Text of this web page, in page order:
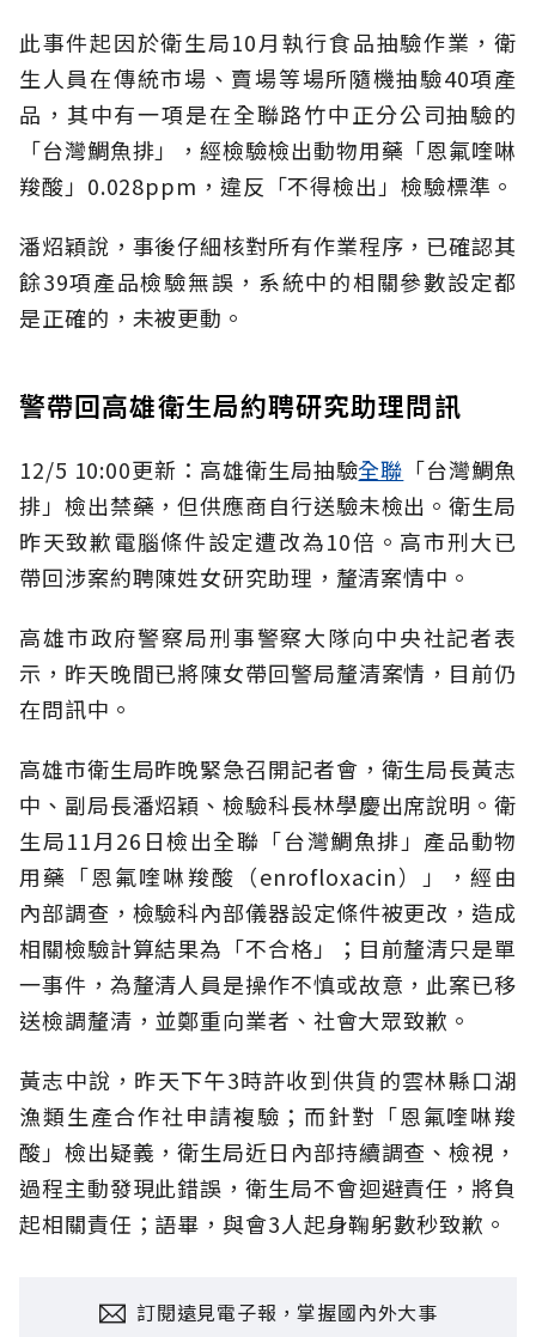
此事件起因於衛生局10月執行食品抽驗作業，衛
生人員在傳統市場、賣場等場所隨機抽驗40項產
品，其中有一項是在全聯路竹中正分公司抽驗的
「台灣鯛魚排」，經檢驗檢出動物用藥「恩氟喹啉
羧酸」0.028ppm，違反「不得檢出」檢驗標準。
潘炤穎說，事後仔細核對所有作業程序，已確認其
餘39項產品檢驗無誤，系統中的相關參數設定都
是正確的，未被更動。
警帶回高雄衛生局約聘研究助理問訊
12/5 10:00更新：高雄衛生局抽驗全聯 「台灣鯛魚
排」檢出禁藥，但供應商自行送驗未檢出。衛生局
昨天致歉電腦條件設定遭改為10倍。高市刑大已
帶回涉案約聘陳姓女研究助理，釐清案情中。
高雄市政府警察局刑事警察大隊向中央社記者表
示，昨天晚間已將陳女帶回警局釐清案情，目前仍
在問訊中。
高雄市衛生局昨晚緊急召開記者會，衛生局長黃志
中、副局長潘炤穎、檢驗科長林學慶出席說明。衛
生局11月26日檢出全聯「台灣鯛魚排」產品動物
用藥「恩氟喹啉羧酸（enrofloxacin）」，經由
內部調查，檢驗科內部儀器設定條件被更改，造成
相關檢驗計算結果為「不合格」；目前釐清只是單
一事件，為釐清人員是操作不慎或故意，此案已移
送檢調釐清，並鄭重向業者、社會大眾致歉。
黃志中說，昨天下午3時許收到供貨的雲林縣口湖
漁類生產合作社申請複驗；而針對「恩氟喹啉羧
酸」檢出疑義，衛生局近日內部持續調查、檢視，
過程主動發現此錯誤，衛生局不會迴避責任，將負
起相關責任；語畢，與會3人起身鞠躬數秒致歉。
訂閱遠見電子報，掌握國內外大事